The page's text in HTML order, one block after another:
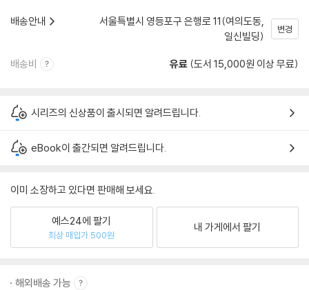
배송안내
서울특별시 영등포구 은행로 11(여의도동,
일신빌딩)
변경
배송비 유료 (도서 15,000원 이상 무료)
시리즈의 신상품이 출시되면 알려드립니다.
eBook이 출간되면 알려드립니다.
이미 소장하고 있다면 판매해 보세요.
예스24에 팔기
최상 매입가 500원
내 가게에서 팔기
해외배송 가능